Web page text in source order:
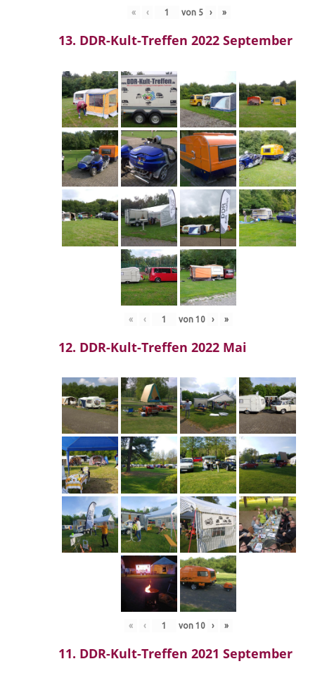
« ‹ von 5 › »
13. DDR-Kult-Treffen 2022 September
« ‹ von 10 › »
12. DDR-Kult-Treffen 2022 Mai
« ‹ von 10 › »
11. DDR-Kult-Treffen 2021 September